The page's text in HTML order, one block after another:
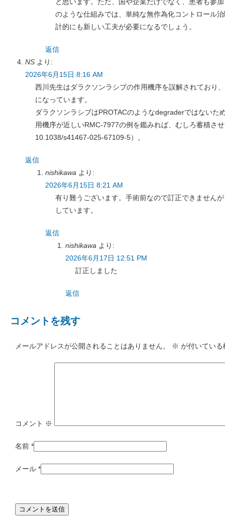
のような仕組みでは、単純な無作為化コントロール
計的にも新しい工夫が必要になるでしょう。
返信
NS より:
2026年6月15日 8:16 AM
西川先生はダラクソンラシブの作用機序を誤解されており
になっています。
ダラクソンラシブはPROTACのようなdegraderではないた
用機序が近しいRMC-7977の例を鑑みれば、むしろ蓄積さ
10.1038/s41467-025-67109-5）。
返信
nishikawa より:
2026年6月15日 8:21 AM
有り難うございます。手術前なので訂正できません
しています。
返信
nishikawa より:
2026年6月17日 12:51 PM
訂正しました
返信
コメントを残す
メールアドレスが公開されることはありません。 ※ が付いてい
コメント ※
名前 *
メール *